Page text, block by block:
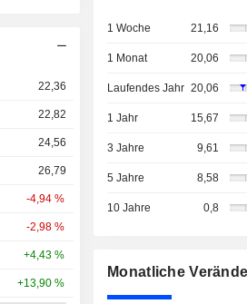
22,36
22,82
24,56
26,79
-4,94 %
-2,98 %
+4,43 %
+13,90 %
1 Woche 21,16
1 Monat 20,06
Laufendes Jahr 20,06
1 Jahr 15,67
3 Jahre 9,61
5 Jahre 8,58
10 Jahre 0,8
Monatliche